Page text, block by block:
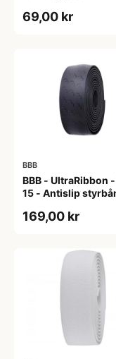
69,00 kr
BBB
BBB - UltraRibbon
15 - Antislip
169,00 kr